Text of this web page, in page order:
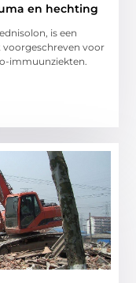
en hechting
is een
voor
immuunziekten.